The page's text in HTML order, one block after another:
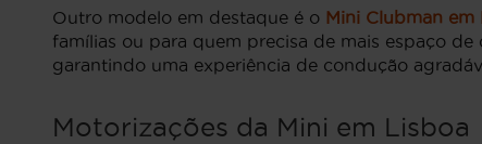
Outro modelo em destaque é o Mini Clubman em
famílias ou para quem precisa de mais espaço
garantindo uma experiência de condução
Motorizações da Mini em Lisboa